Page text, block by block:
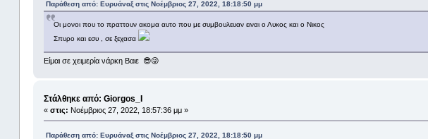
Παράθεση από: Ευρυάναξ στις Νοέμβριος 27, 2022, 18:18:50 μμ
Οι μονοι που το πραττουν ακομα αυτο που με συμβουλευαν ειναι ο Λυκος και ο Νικος
Σπυρο και εσυ , σε ξεχασα
Είμαι σε χειμερία νάρκη Βαιε 😎😜
Στάλθηκε από: Giorgos_I
« στις: Νοέμβριος 27, 2022, 18:57:36 μμ »
Παράθεση από: Ευρυάναξ στις Νοέμβριος 27, 2022, 18:18:50 μμ